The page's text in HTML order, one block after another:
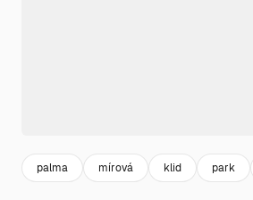
palma mírová klid park